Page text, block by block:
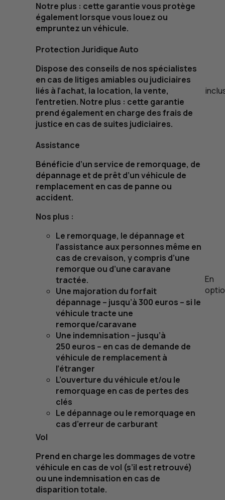
Notre plus : cette garantie vous protège
également lorsque vous louez ou
empruntez un véhicule.
Protection Juridique Auto
Dispose des conseils de nos spécialistes
en cas de litiges amiables ou judiciaires
liés à l’achat, la location, la vente,
l’entretien. Notre plus : cette garantie
prend également en charge des frais de
justice en cas de suites judiciaires.
Assistance
Bénéficie d’un service de remorquage, de
dépannage et de prêt d’un véhicule de
remplacement en cas de panne ou
accident.
Nos plus :
Le remorquage, le dépannage et
l’assistance aux personnes même en
cas de crevaison, y compris d’une
remorque ou d’une caravane
tractée.
Une majoration du forfait
dépannage – jusqu’à 300 euros – si le
véhicule tracte une
remorque/caravane
Une indemnisation – jusqu’à
250 euros – en cas de demande de
véhicule de remplacement à
l’étranger
L’ouverture du véhicule et/ou le
remorquage en cas de pertes des
clés
Le dépannage ou le remorquage en
cas d’erreur de carburant
En
Vol
Prend en charge les dommages de votre
véhicule en cas de vol (s’il est retrouvé)
ou une indemnisation en cas de
disparition totale.